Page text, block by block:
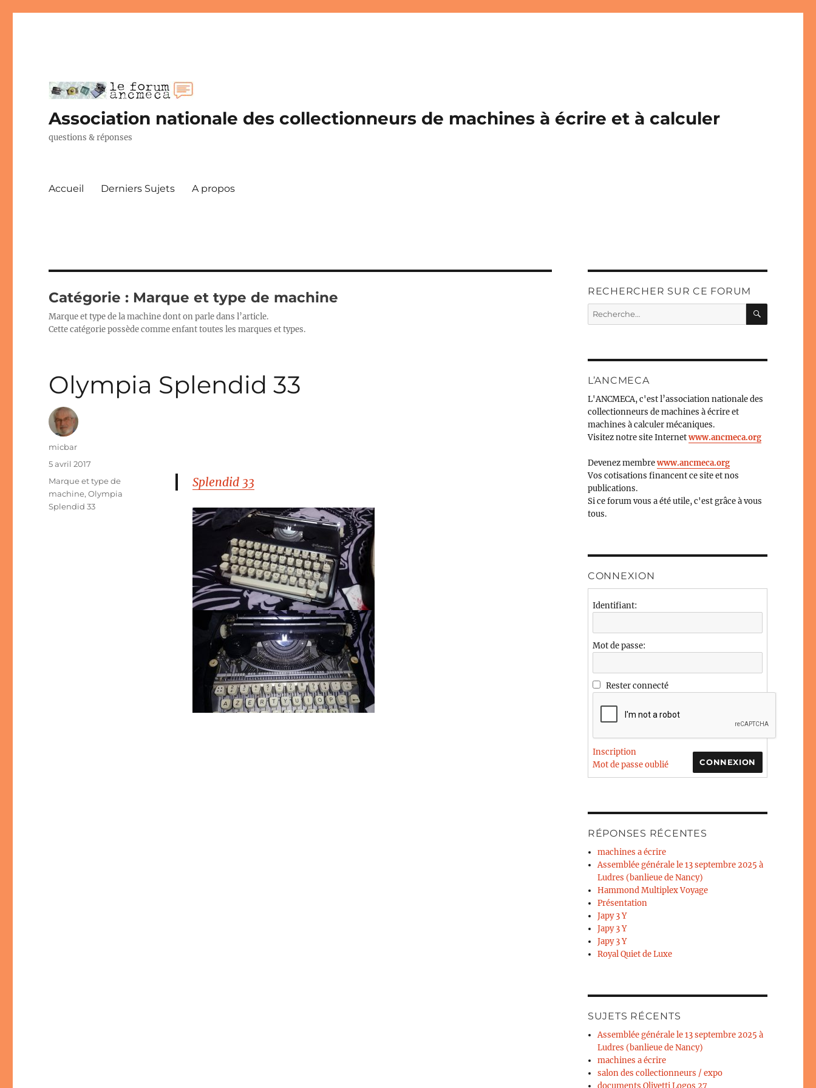
Association nationale des collectionneurs de machines à écrire et à calculer
questions & réponses
Accueil Derniers Sujets A propos
Catégorie : Marque et type de machine
Marque et type de la machine dont on parle dans l’article.
Cette catégorie possède comme enfant toutes les marques et types.
Olympia Splendid 33
Splendid 33
Auteur
micbar
Publié
5 avril 2017
Catégories
Marque et type de
machine,Olympia
Splendid 33
RECHERCHER SUR CE FORUM
Recherche
pour :
L’ANCMECA
L'ANCMECA, c'est l’association nationale des
collectionneurs de machines à écrire et
machines à calculer mécaniques.
Visitez notre site Internetwww.ancmeca.org
Devenez membrewww.ancmeca.org
Vos cotisations financent ce site et nos
publications.
Si ce forum vous a été utile, c'est grâce à vous
tous.
CONNEXION
Identifiant:
Mot de passe:
Rester connecté
CONNEXION
Inscription
Mot de passe oublié
RÉPONSES RÉCENTES
machines a écrire
Assemblée générale le 13 septembre 2025 à
Ludres (banlieue de Nancy)
Hammond Multiplex Voyage
Présentation
Japy 3 Y
Japy 3 Y
Japy 3 Y
Royal Quiet de Luxe
SUJETS RÉCENTS
Assemblée générale le 13 septembre 2025 à
Ludres (banlieue de Nancy)
machines a écrire
salon des collectionneurs / expo
documents Olivetti Logos 27